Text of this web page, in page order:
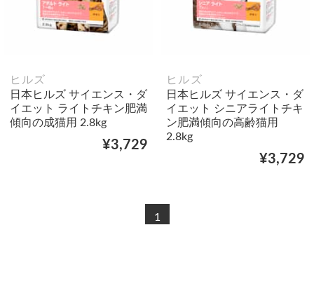
ヒルズ
日本ヒルズ サイエンス・ダ
イエット ライトチキン肥満
傾向の成猫用 2.8kg
¥3,729
ヒルズ
日本ヒルズ サイエンス・ダ
イエット シニアライトチキ
ン肥満傾向の高齢猫用
2.8kg
¥3,729
1